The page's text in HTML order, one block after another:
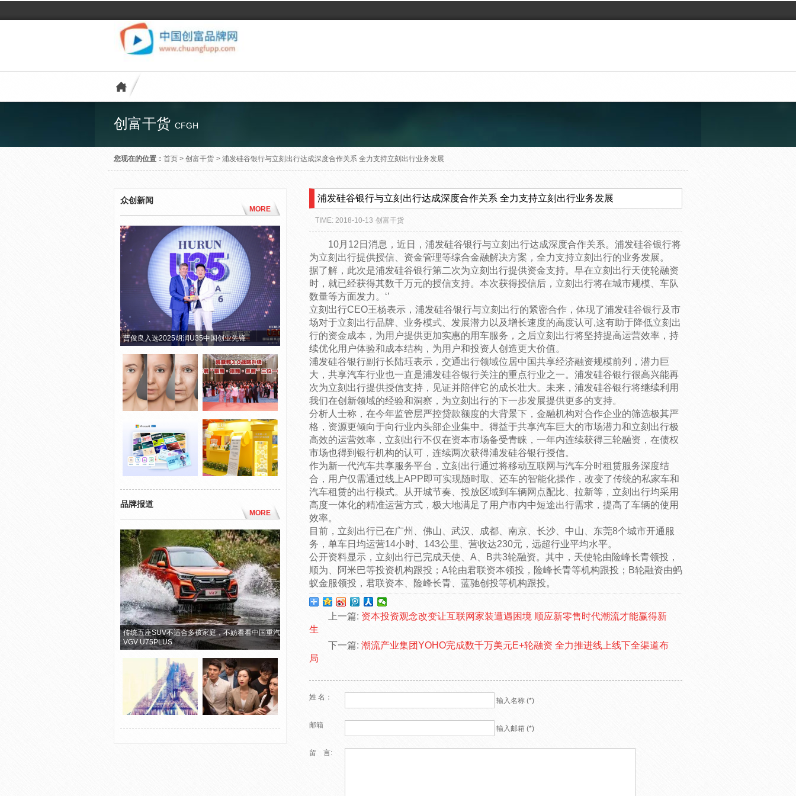
创富干货 CFGH
您现在的位置： 首页 > 创富干货 > 浦发硅谷银行与立刻出行达成深度合作关系 全力支持立刻出行业务发展
众创新闻
MORE
曹俊良入选2025胡润U35中国创业先锋
品牌报道
MORE
传统五座SUV不适合多孩家庭，不妨看看中国重汽
VGV U75PLUS
浦发硅谷银行与立刻出行达成深度合作关系 全力支持立刻出行业务发展
TIME: 2018-10-13 创富干货
10月12日消息，近日，浦发硅谷银行与立刻出行达成深度合作关系。浦发硅谷银行将
为立刻出行提供授信、资金管理等综合金融解决方案，全力支持立刻出行的业务发展。
据了解，此次是浦发硅谷银行第二次为立刻出行提供资金支持。早在立刻出行天使轮融资
时，就已经获得其数千万元的授信支持。本次获得授信后，立刻出行将在城市规模、车队
数量等方面发力。‘’
立刻出行CEO王杨表示，浦发硅谷银行与立刻出行的紧密合作，体现了浦发硅谷银行及市
场对于立刻出行品牌、业务模式、发展潜力以及增长速度的高度认可,这有助于降低立刻出
行的资金成本，为用户提供更加实惠的用车服务，之后立刻出行将坚持提高运营效率，持
续优化用户体验和成本结构，为用户和投资人创造更大价值。
浦发硅谷银行副行长陆珏表示，交通出行领域位居中国共享经济融资规模前列，潜力巨
大，共享汽车行业也一直是浦发硅谷银行关注的重点行业之一。浦发硅谷银行很高兴能再
次为立刻出行提供授信支持，见证并陪伴它的成长壮大。未来，浦发硅谷银行将继续利用
我们在创新领域的经验和洞察，为立刻出行的下一步发展提供更多的支持。
分析人士称，在今年监管层严控贷款额度的大背景下，金融机构对合作企业的筛选极其严
格，资源更倾向于向行业内头部企业集中。得益于共享汽车巨大的市场潜力和立刻出行极
高效的运营效率，立刻出行不仅在资本市场备受青睐，一年内连续获得三轮融资，在债权
市场也得到银行机构的认可，连续两次获得浦发硅谷银行授信。
作为新一代汽车共享服务平台，立刻出行通过将移动互联网与汽车分时租赁服务深度结
合，用户仅需通过线上APP即可实现随时取、还车的智能化操作，改变了传统的私家车和
汽车租赁的出行模式。从开城节奏、投放区域到车辆网点配比、拉新等，立刻出行均采用
高度一体化的精准运营方式，极大地满足了用户市内中短途出行需求，提高了车辆的使用
效率。
目前，立刻出行已在广州、佛山、武汉、成都、南京、长沙、中山、东莞8个城市开通服
务，单车日均运营14小时、143公里、营收达230元，远超行业平均水平。
公开资料显示，立刻出行已完成天使、A、B共3轮融资。其中，天使轮由险峰长青领投，
顺为、阿米巴等投资机构跟投；A轮由君联资本领投，险峰长青等机构跟投；B轮融资由蚂
蚁金服领投，君联资本、险峰长青、蓝驰创投等机构跟投。
上一篇: 资本投资观念改变让互联网家装遭遇困境 顺应新零售时代潮流才能赢得新
生
下一篇: 潮流产业集团YOHO完成数千万美元E+轮融资 全力推进线上线下全渠道布
局
姓 名： 输入名称 (*)
邮箱 输入邮箱 (*)
留 言: